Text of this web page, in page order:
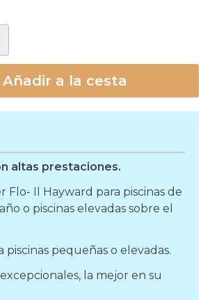
Añadir a la cesta
altas prestaciones.
Flo- II Hayward para piscinas de
o piscinas elevadas sobre el
piscinas pequeñas o elevadas.
la mejor en su